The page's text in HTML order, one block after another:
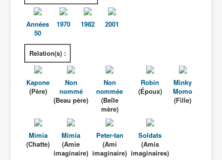
Années
50
1970 1982 2001
Relation(s) :
Kapone
(Père)
Non
nommé
(Beau père)
Non
nommée
(Belle
mère)
Robin
(Époux)
Minky
Momo
(Fille)
Mimia
(Chatte)
Mimia
(Amie
imaginaire)
Peter-tan
(Ami
imaginaire)
Soldats
(Amis
imaginaires)